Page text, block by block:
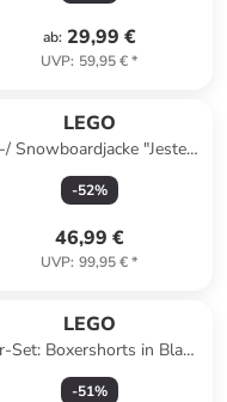
ab: 29,99 €
UVP: 59,95 €*
LEGO
Snowboardjacke "Jested"
in Orange/ Pink/ Rosa
-52%
46,99 €
UVP: 99,95 €*
LEGO
Set: Boxershorts in Blau/
Gelb
-51%